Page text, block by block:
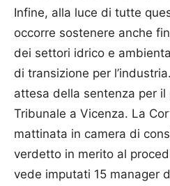
Infine, alla luce di tutte
occorre sostenere anche
dei settori idrico e
di transizione per
attesa della sentenza per il
Tribunale a Vicenza. La
mattinata in camera di
verdetto in merito al
vede imputati 15 manager